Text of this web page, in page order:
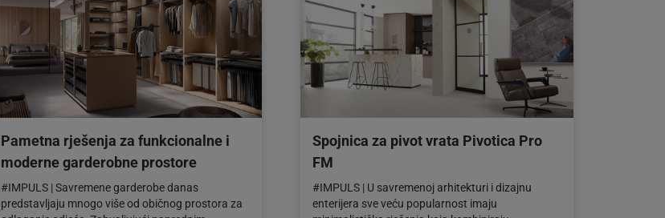
Pametna rješenja za funkcionalne i
moderne garderobne prostore
#IMPULS | Savremene garderobe danas
predstavljaju mnogo više od običnog prostora za
Spojnica za pivot vrata Pivotica Pro
FM
#IMPULS | U savremenoj arhitekturi i dizajnu
enterijera sve veću popularnost imaju